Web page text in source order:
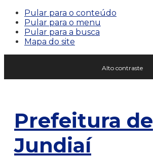
Pular para o conteúdo
Pular para o menu
Pular para a busca
Mapa do site
Alto contraste
Prefeitura de
Jundiaí